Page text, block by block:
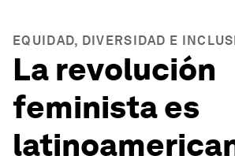
EQUIDAD, DIVERSIDAD E
La revolución
feminista es